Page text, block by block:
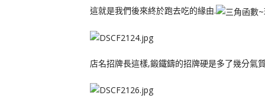
這就是我們後來終於跑去吃的緣由.
店名招牌長這樣,鍛鐵鑄的招牌硬是多了幾分